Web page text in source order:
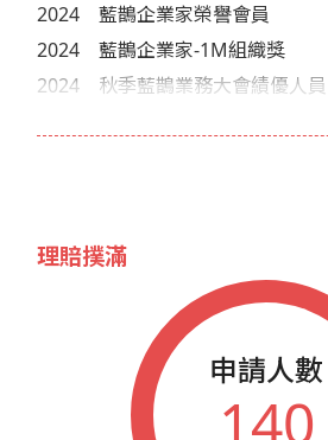
2024
藍鵲企業家榮譽會員
2024
藍鵲企業家-1M組織獎
2024
秋季藍鵲業務大會績優人員
2018
藍鵲企業家榮譽會員
秋季藍鵲業務大會績優人員
藍鵲企業家參加年會人員
藍鵲企業家參加年會人員
藍鵲企業家參加年會人員
理賠撲滿
申請人數
140